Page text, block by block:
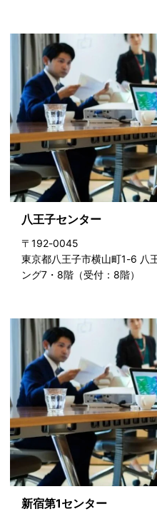
八王子センター
〒192-0045
東京都八王子市横山町1-6 八
ング7・8階（受付：8階）
新宿第1センター